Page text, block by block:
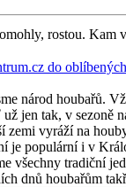
rostou. Kam
do
národ houbařů.
jen tak, v sezoně
zemi vyráží na
je populární i v
všechny tradiční
dnů houbařům